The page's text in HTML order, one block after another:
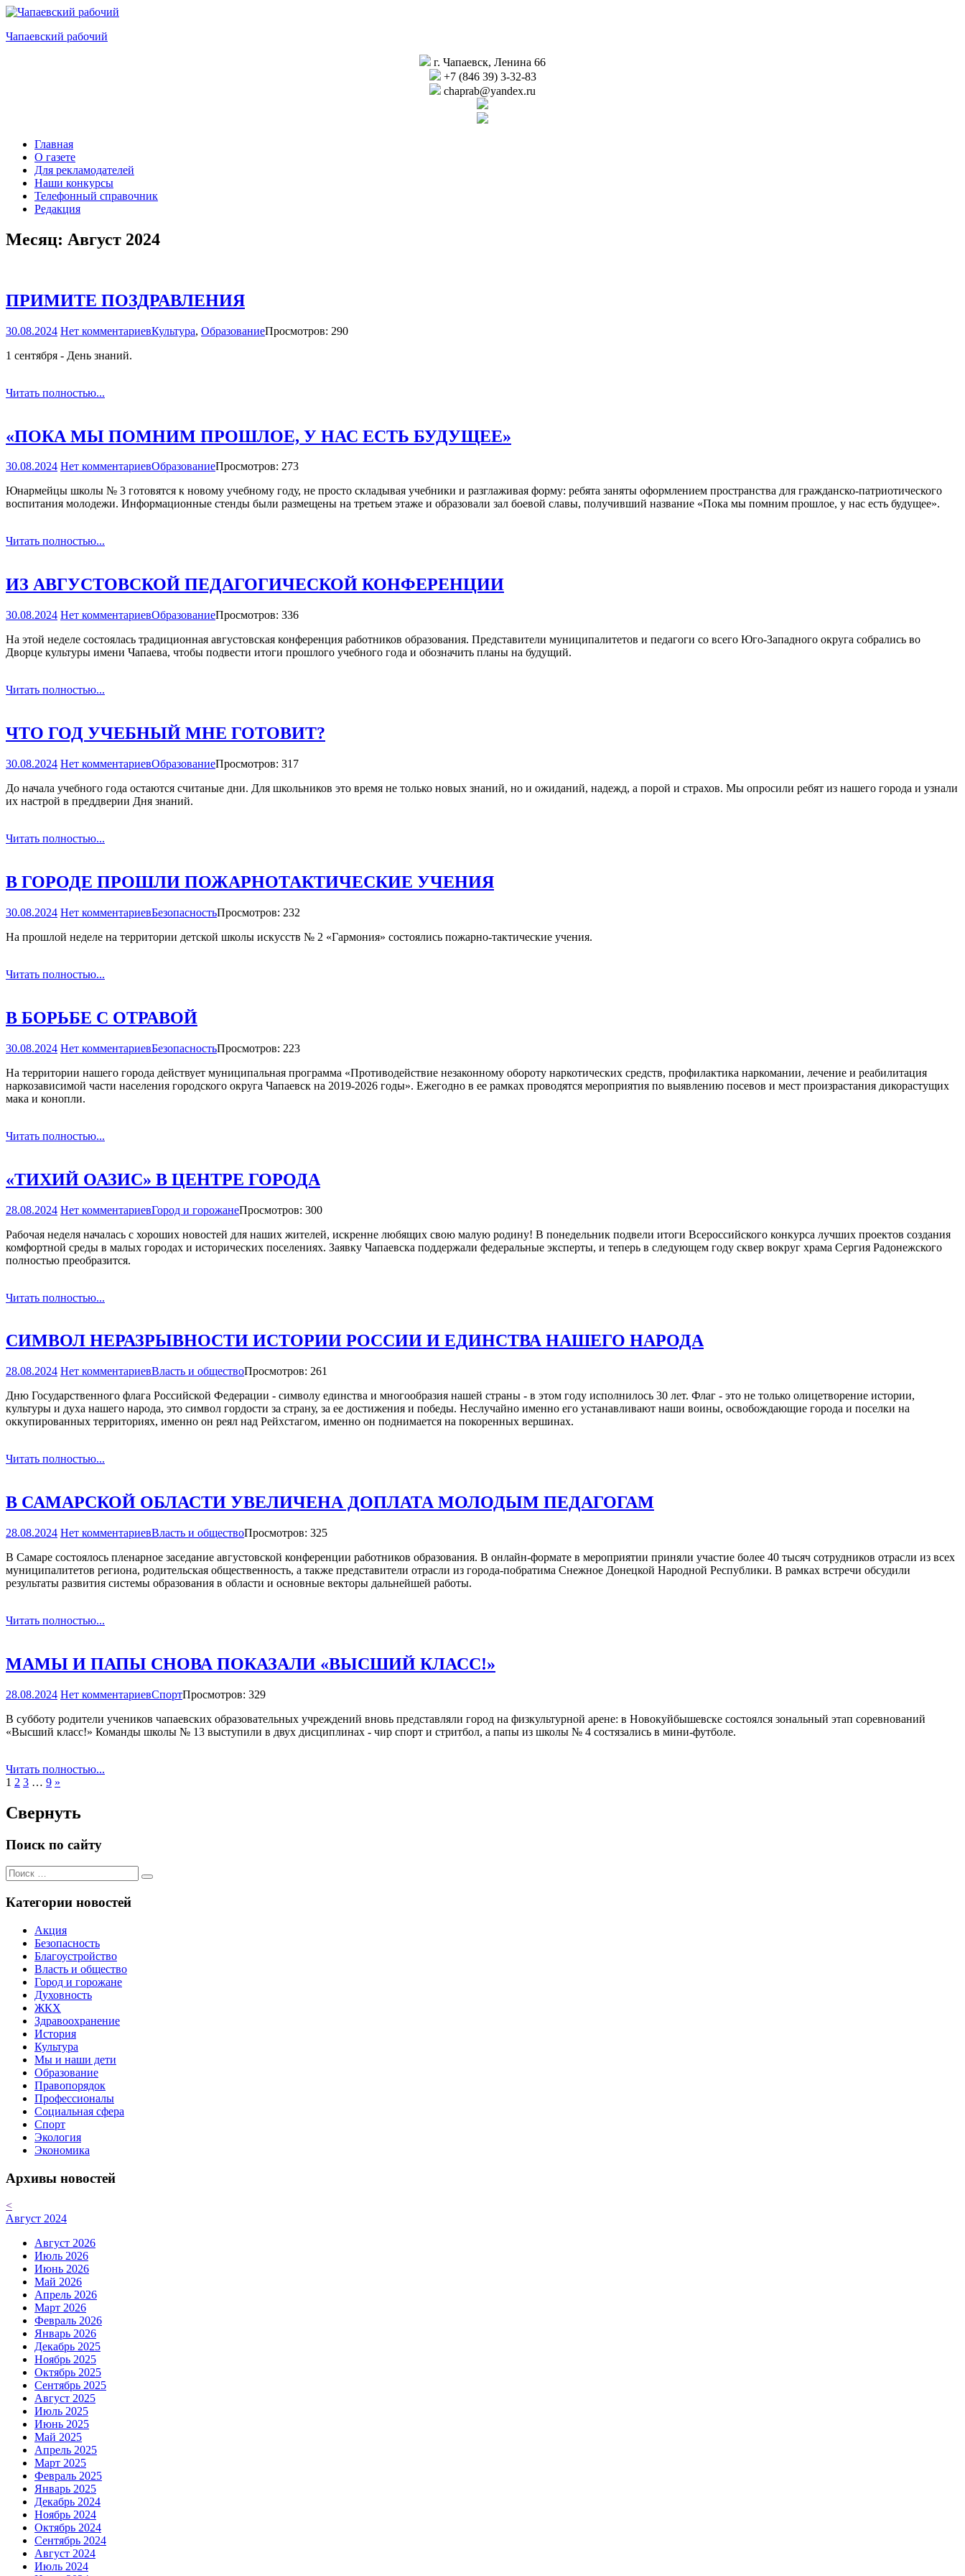
Перейти
содержимому
Чапаевский рабочий
г. Чапаевск, Ленина 66
+7 (846 39) 3-32-83
chaprab@yandex.ru
Главная
О газете
Для рекламодателей
Наши конкурсы
Телефонный справочник
Редакция
Месяц: Август 2024
ПРИМИТЕ ПОЗДРАВЛЕНИЯ
30.08.2024 Нет комментариевКультура, ОбразованиеПросмотров: 290
1 сентября ­- День знаний.
Читать полностью...
«ПОКА МЫ ПОМНИМ ПРОШЛОЕ, У НАС ЕСТЬ БУДУЩЕЕ»
30.08.2024 Нет комментариевОбразованиеПросмотров: 273
Юнармейцы школы № 3 готовятся к новому учебному году, не просто складывая учебники и разглаживая форму: ребята заняты оформлением пространства для гражданско-патриотического
воспитания молодежи. Информационные стенды были размещены на третьем этаже и образовали зал боевой славы, получивший название «Пока мы помним прошлое, у нас есть будущее».
Читать полностью...
ИЗ АВГУСТОВСКОЙ ПЕДАГОГИЧЕСКОЙ КОНФЕРЕНЦИИ
30.08.2024 Нет комментариевОбразованиеПросмотров: 336
На этой неделе состоялась традиционная августовская конференция работников образования. Представители муниципалитетов и педагоги со всего Юго-Западного округа собрались во
Дворце культуры имени Чапаева, чтобы подвести итоги прошлого учебного года и обозначить планы на будущий.
Читать полностью...
ЧТО ГОД УЧЕБНЫЙ МНЕ ГОТОВИТ?
30.08.2024 Нет комментариевОбразованиеПросмотров: 317
До начала учебного года остаются считаные дни. Для школьников это время не только новых знаний, но и ожиданий, надежд, а порой и страхов. Мы опросили ребят из нашего города и узнали
их настрой в преддверии Дня знаний.
Читать полностью...
В ГОРОДЕ ПРОШЛИ ПОЖАРНО­ТАКТИЧЕСКИЕ УЧЕНИЯ
30.08.2024 Нет комментариевБезопасностьПросмотров: 232
На прошлой неделе на территории детской школы искусств № 2 «Гармония» состоялись пожарно-тактические учения.
Читать полностью...
В БОРЬБЕ С ОТРАВОЙ
30.08.2024 Нет комментариевБезопасностьПросмотров: 223
На территории нашего города действует муниципальная программа «Противодействие незаконному обороту наркотических средств, профилактика наркомании, лечение и реабилитация
наркозависимой части населения городского округа Чапаевск на 2019-2026 годы». Ежегодно в ее рамках проводятся мероприятия по выявлению посевов и мест произрастания дикорастущих
мака и конопли.
Читать полностью...
«ТИХИЙ ОАЗИС» В ЦЕНТРЕ ГОРОДА
28.08.2024 Нет комментариевГород и горожанеПросмотров: 300
Рабочая неделя началась с хороших новостей для наших жителей, искренне любящих свою малую родину! В понедельник подвели итоги Всероссийского конкурса лучших проектов создания
комфортной среды в малых городах и исторических поселениях. Заявку Чапаевска поддержали федеральные эксперты, и теперь в следующем году сквер вокруг храма Сергия Радонежского
полностью преобразится.
Читать полностью...
СИМВОЛ НЕРАЗРЫВНОСТИ ИСТОРИИ РОССИИ И ЕДИНСТВА НАШЕГО НАРОДА
28.08.2024 Нет комментариевВласть и обществоПросмотров: 261
Дню Государственного флага Российской Федерации - символу единства и многообразия нашей страны - в этом году исполнилось 30 лет. Флаг - это не только олицетворение истории,
культуры и духа нашего народа, это символ гордости за страну, за ее достижения и победы. Неслучайно именно его устанавливают наши воины, освобождающие города и поселки на
оккупированных территориях, именно он реял над Рейхстагом, именно он поднимается на покоренных вершинах.
Читать полностью...
В САМАРСКОЙ ОБЛАСТИ УВЕЛИЧЕНА ДОПЛАТА МОЛОДЫМ ПЕДАГОГАМ
28.08.2024 Нет комментариевВласть и обществоПросмотров: 325
В Самаре состоялось пленарное заседание августовской конференции работников образования. В онлайн-формате в мероприятии приняли участие более 40 тысяч сотрудников отрасли из всех
муниципалитетов региона, родительская общественность, а также представители отрасли из города-побратима Снежное Донецкой Народной Республики. В рамках встречи обсудили
результаты развития системы образования в области и основные векторы дальнейшей работы.
Читать полностью...
МАМЫ И ПАПЫ СНОВА ПОКАЗАЛИ «ВЫСШИЙ КЛАСС!»
28.08.2024 Нет комментариевСпортПросмотров: 329
В субботу родители учеников чапаевских образовательных учреждений вновь представляли город на физкультурной арене: в Новокуйбышевске состоялся зональный этап соревнований
«Высший класс!» Команды школы № 13 выступили в двух дисциплинах - чир спорт и стритбол, а папы из школы № 4 состязались в мини-футболе.
Читать полностью...
1 2 3 … 9 Следующие
»
Свернуть
Поиск по сайту
Поиск
для:
Поиск
Категории новостей
Акция
Безопасность
Благоустройство
Власть и общество
Город и горожане
Духовность
ЖКХ
Здравоохранение
История
Культура
Мы и наши дети
Образование
Правопорядок
Профессионалы
Социальная сфера
Спорт
Экология
Экономика
Архивы новостей
<
Август 2024
Август 2026
Июль 2026
Июнь 2026
Май 2026
Апрель 2026
Март 2026
Февраль 2026
Январь 2026
Декабрь 2025
Ноябрь 2025
Октябрь 2025
Сентябрь 2025
Август 2025
Июль 2025
Июнь 2025
Май 2025
Апрель 2025
Март 2025
Февраль 2025
Январь 2025
Декабрь 2024
Ноябрь 2024
Октябрь 2024
Сентябрь 2024
Август 2024
Июль 2024